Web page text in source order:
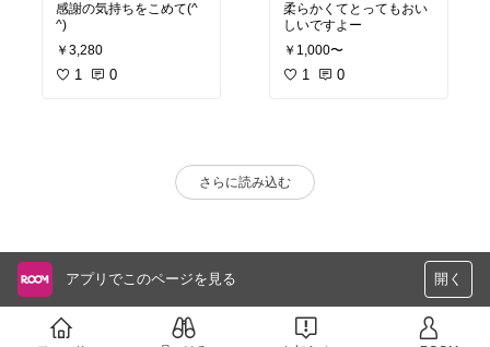
感謝の気持ちをこめて(^
^)
￥3,280
1 0
柔らかくてとってもおい
しいですよー
￥1,000〜
1 0
さらに読み込む
アプリでこのページを見る 開く